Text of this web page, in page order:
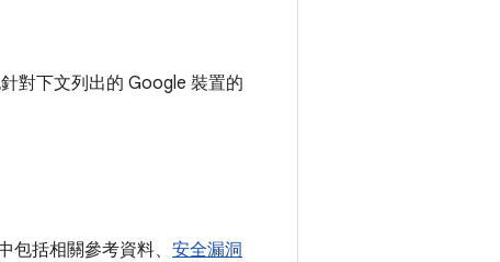
對下文列出的 Google 裝置的
括相關參考資料、 安全漏洞